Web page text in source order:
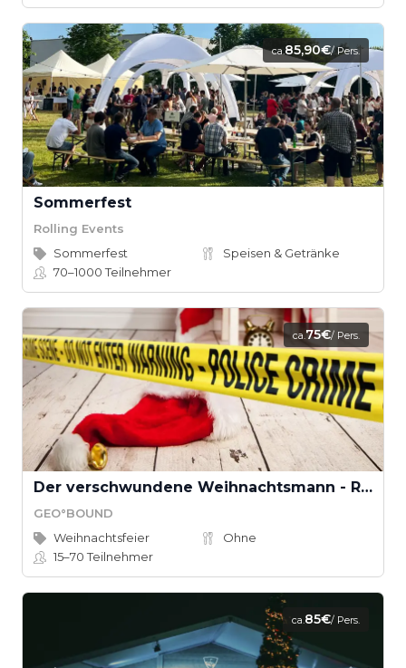
ca.85,90€/ Pers.
Sommerfest
Rolling Events
Sommerfest
Speisen & Getränke
70–1000Teilnehmer
ca.75€/ Pers.
Der verschwundene Weihnachtsmann - Rettet Weihnachten! (Teamevent)
GEO°BOUND
Weihnachtsfeier
Ohne
15–70Teilnehmer
ca.85€/ Pers.